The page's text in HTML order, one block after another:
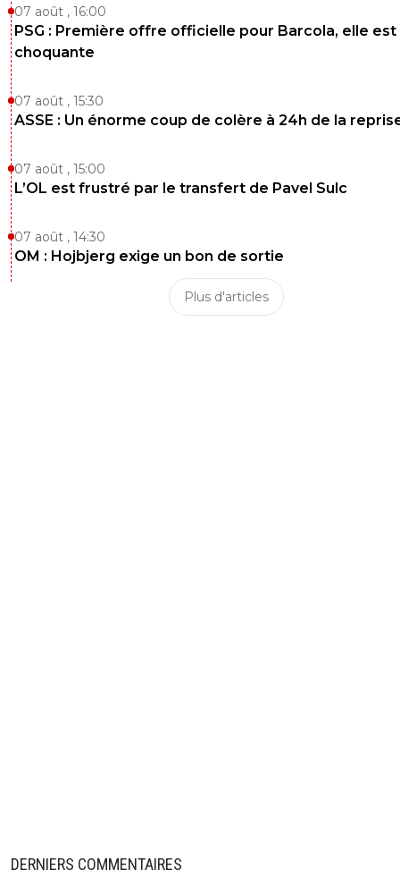
07 août , 16:00
PSG : Première offre officielle pour Barcola, elle est
choquante
07 août , 15:30
ASSE : Un énorme coup de colère à 24h de la
07 août , 15:00
L’OL est frustré par le transfert de Pavel Sulc
07 août , 14:30
OM : Hojbjerg exige un bon de sortie
Plus d'articles
DERNIERS COMMENTAIRES